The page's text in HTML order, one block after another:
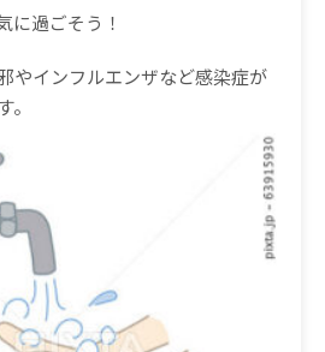
に過ごそう！
やインフルエンザなど感染症が